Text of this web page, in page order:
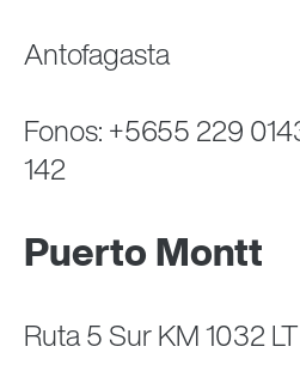
Antofagasta
Fonos: +5655 229
142
Puerto Montt
Ruta 5 Sur KM 1032